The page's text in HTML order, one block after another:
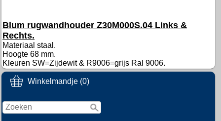
Winkelmandje (0)
Blum rugwandhouder Z30M000S.04 Links &
Rechts.
Materiaal staal.
Hoogte 68 mm.
Kleuren SW=Zijdewit & R9006=grijs Ral 9006.